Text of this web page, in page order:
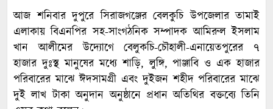
আজ শনিবার দুপুরে সিরাজগঞ্জের বেলকুচি উপজেলার তামাই
এলাকায় বিএনপির সহ-সাংগঠনিক সম্পাদক আমিরুল ইসলাম
খান আলীমের উদ্যোগে বেলুকচি-চৌহালী-এনায়েতপুরের ৭
হাজার দুঃস্থ মানুষের মধ্যে শাড়ি, লুঙ্গি, পাঞ্জাবি ও এক হাজার
পরিবারের মাঝে ঈদসামগ্রী এবং দুইজন শহীদ পরিবারের মাঝে
দুই লাখ টাকা অনুদান অনুষ্ঠানে প্রধান অতিথির বক্তব্যে তিনি